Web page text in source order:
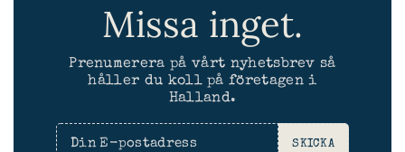
Missa inget.
Prenumerera på vårt nyhetsbrev så
håller du koll på företagen i
Halland.
SKICKA